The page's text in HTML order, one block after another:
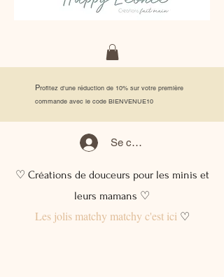
Profitez d'une réduction de 10% sur votre première
commande avec le code BIENVENUE10
Se connecter
♡ Créations de douceurs pour les minis et
leurs mamans ♡
Les jolis matchy matchy c'est ici♡